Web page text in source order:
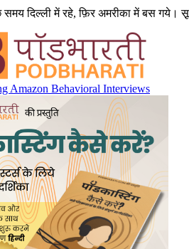
में रहे, फ़िर अमरीका में बस गये।